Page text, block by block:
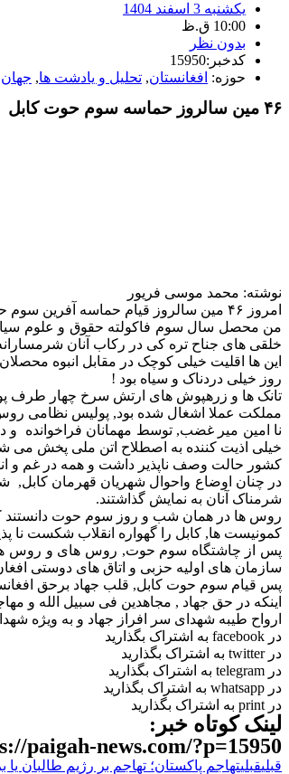
یکشنبه 3 اسفند 1404
10:00 ق.ظ
بدون نظر
کدخبر:15950
حوزه: افغانستان, تحلیل و یادشت ها, جهان
۴۶ مین سالروز حماسه سوم حوت کابل
نوشته: محمد موسی فریور
امروز ۴۶ مین سالروز قیام حماسه آفرین سوم حوت شهروندان مسلمان شهر کابل در برابر اشغالگران شوروی و مزدوران شان است .
من محصل سال سوم فاکولته حقوق و علوم
خلقی های جناح تره کی در رکاب آنان
این ها اقلیت خیلی کوچک در مقابل انبوه
روز خیلی دردناک و سیاه بود !
تانک ها و زرهپوش های ارتش سرخ چهار طرف
مملکت عملا اشغال شده بود, پولیس نظامی روس
نا امین میر غضب, توسط مهمانان فراخوانده و
خیلی اذیت کننده به اصطلاح اتن ملی پخش می
کشور حالت وصف ناپذیر داشت و همه در غم و
شرمناک آنان به نمایش گذاشتند.
روس ها در همان شب و روز سوم حوت دانستند
کمونیست ها, کابل را گهواره انقلاب شکست نا پذیر ۷ ثور می خواندند و حماسه سوم حوت , کابل را به گور کمونیست ها مبدل
پس از چاشتگاه سوم حوت, روس های و روس های
سازمان های اولیه حزبی و اتاق های دوستی
پس قیام سوم حوت کابل, قلب جهاد برحق
اینکه در حق جهاد , مجاهدین فی سبیل الله و
ارواح طیبه شهدای سر افراز جهاد و به ویژه
در facebook به اشتراک بگذارید
در twitter به اشتراک بگذارید
در telegram به اشتراک بگذارید
در whatsapp به اشتراک بگذارید
در print به اشتراک بگذارید
لینک کوتاه خبر:
paigah-news.com/?p=15950
قبلیقبلیتهاجم پاکستان؛ تهاجم بر رژیم طالبان یا